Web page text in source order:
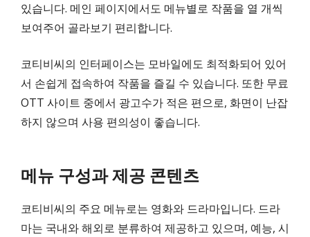
있습니다. 메인 페이지에서도 메뉴별로 작품을 열 개씩
보여주어 골라보기 편리합니다.
코티비씨의 인터페이스는 모바일에도 최적화되어 있어
서 손쉽게 접속하여 작품을 즐길 수 있습니다. 또한 무료
OTT 사이트 중에서 광고수가 적은 편으로, 화면이 난잡
하지 않으며 사용 편의성이 좋습니다.
메뉴 구성과 제공 콘텐츠
코티비씨의 주요 메뉴로는 영화와 드라마입니다. 드라
마는 국내와 해외로 분류하여 제공하고 있으며, 예능, 시